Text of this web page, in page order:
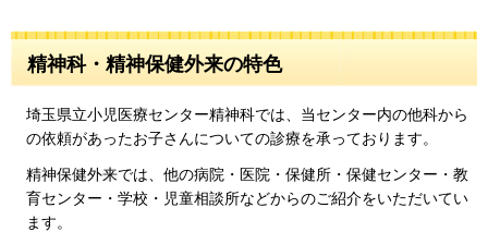
精神科・精神保健外来の特色
埼玉県立小児医療センター精神科では、当センター内の他科から
の依頼があったお子さんについての診療を承っております。
精神保健外来では、他の病院・医院・保健所・保健センター・教
育センター・学校・児童相談所などからのご紹介をいただいてい
ます。